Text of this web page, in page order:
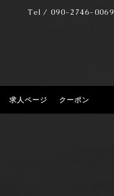
Tel / 090-2746-0069
求人ページ クーポン